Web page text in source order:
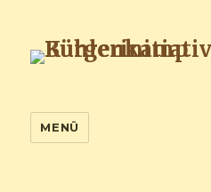
Bürgerinitiative
MENÜ